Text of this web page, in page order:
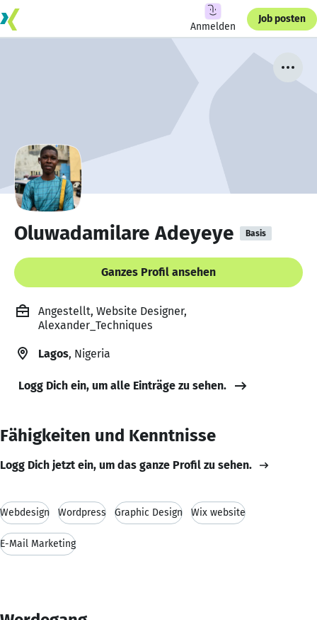
Anmelden
Job posten
Oluwadamilare Adeyeye Basis
Ganzes Profil ansehen
Angestellt, Website Designer,
Alexander_Techniques
Lagos, Nigeria
Logg Dich ein, um alle Einträge zu sehen.
Fähigkeiten und Kenntnisse
Logg Dich jetzt ein, um das ganze Profil zu sehen.
Webdesign Wordpress Graphic Design Wix website
E-Mail Marketing